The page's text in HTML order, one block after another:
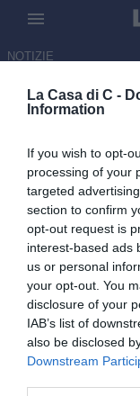
La Casa di C -
Information
If you wish to opt-
processing of your
targeted
section to confirm
opt-out request is
interest-based ads
us or personal
your opt-out. You
disclosure of your
IAB’s list of
also be disclosed
Downstream
NOTIZIE
UFFICIALE
25.05.2026 16:34 di
Tutte le novità in
resta e rinnova